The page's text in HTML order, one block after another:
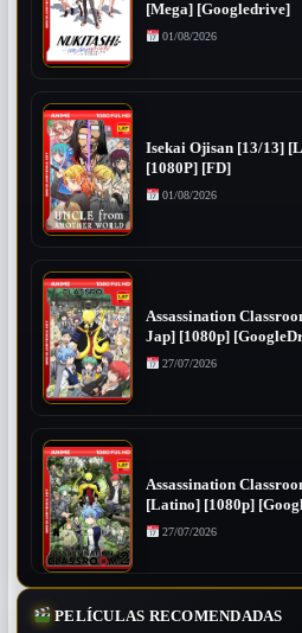
[Mega] [Googledrive]
01/08/2026
Isekai Ojisan [13/13]
[1080P] [FD]
01/08/2026
Assassination
Jap] [1080p]
27/07/2026
Assassination
[Latino] [1080p]
27/07/2026
PELÍCULAS RECOMENDADAS